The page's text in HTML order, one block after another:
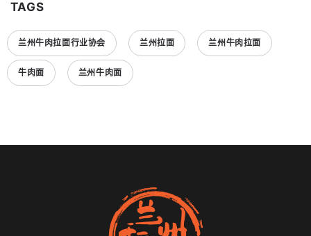
TAGS
兰州牛肉拉面行业协会 兰州拉面 兰州牛肉拉面
牛肉面 兰州牛肉面